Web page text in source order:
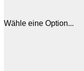
Wähle eine Option...